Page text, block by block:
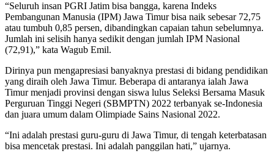
“Seluruh insan PGRI Jatim bisa bangga, karena Indeks
Pembangunan Manusia (IPM) Jawa Timur bisa naik sebesar 72,75
atau tumbuh 0,85 persen, dibandingkan capaian tahun sebelumnya.
Jumlah ini selisih hanya sedikit dengan jumlah IPM Nasional
(72,91),” kata Wagub Emil.
Dirinya pun mengapresiasi banyaknya prestasi di bidang pendidikan
yang diraih oleh Jawa Timur. Beberapa di antaranya ialah Jawa
Timur menjadi provinsi dengan siswa lulus Seleksi Bersama Masuk
Perguruan Tinggi Negeri (SBMPTN) 2022 terbanyak se-Indonesia
dan juara umum dalam Olimpiade Sains Nasional 2022.
“Ini adalah prestasi guru-guru di Jawa Timur, di tengah keterbatasan
bisa mencetak prestasi. Ini adalah panggilan hati,” ujarnya.